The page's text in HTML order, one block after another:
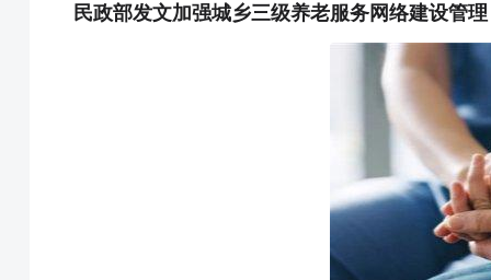
民政部发文加强城乡三级养老服务网络建设管理